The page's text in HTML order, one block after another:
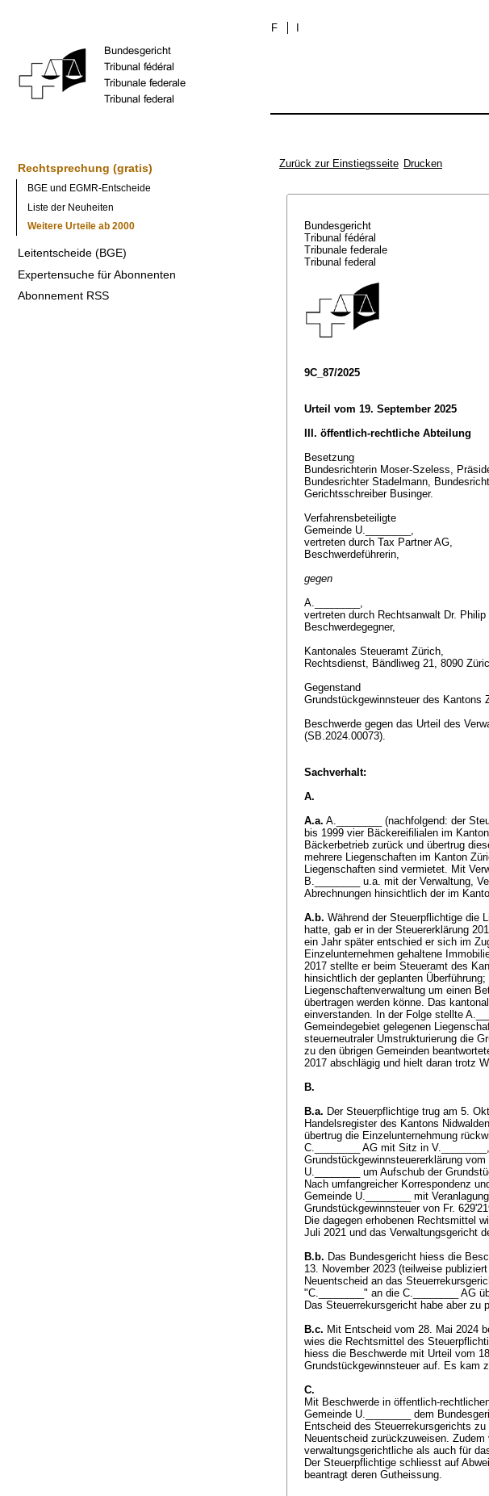
F
Rechtsprechung (gratis)
BGE und EGMR-Entscheide
Liste der Neuheiten
Weitere Urteile ab 2000
Leitentscheide (BGE)
Expertensuche für Abonnenten
Abonnement RSS
Zurück zur Einstiegsseite Drucken
Bundesgericht
Tribunal fédéral
Tribunale federale
Tribunal federal
9C_87/2025
Urteil vom 19. September 2025
III. öffentlich-rechtliche Abteilung
Besetzung
Bundesrichterin Moser-Szeless,
Bundesrichter Stadelmann,
Gerichtsschreiber Businger.
Verfahrensbeteiligte
Gemeinde U.________,
vertreten durch Tax Partner AG,
Beschwerdeführerin,
gegen
A.________,
vertreten durch Rechtsanwalt Dr. Philip
Beschwerdegegner,
Kantonales Steueramt Zürich,
Rechtsdienst, Bändliweg 21, 8090
Gegenstand
Grundstückgewinnsteuer des Kantons
Beschwerde gegen das Urteil des
(SB.2024.00073).
Sachverhalt:
A.
A.a. A.________ (nachfolgend: der
bis 1999 vier Bäckereifilialen im
Bäckerbetrieb zurück und übertrug
mehrere Liegenschaften im Kanton
Liegenschaften sind vermietet. Mit
B.________ u.a. mit der Verwaltung,
Abrechnungen hinsichtlich der im
A.b. Während der Steuerpflichtige die
hatte, gab er in der Steuererklärung
ein Jahr später entschied er sich im
Einzelunternehmen gehaltene
2017 stellte er beim Steueramt des
hinsichtlich der geplanten
Liegenschaftenverwaltung um einen
übertragen werden könne. Das
einverstanden. In der Folge stellte
Gemeindegebiet gelegenen
steuerneutraler Umstrukturierung die
zu den übrigen Gemeinden
2017 abschlägig und hielt daran trotz
B.
B.a. Der Steuerpflichtige trug am 5.
Handelsregister des Kantons
übertrug die Einzelunternehmung
C.________ AG mit Sitz in
Grundstückgewinnsteuererklärung
U.________ um Aufschub der
Nach umfangreicher Korrespondenz
Gemeinde U.________ mit
Grundstückgewinnsteuer von Fr.
Die dagegen erhobenen Rechtsmittel
Juli 2021 und das Verwaltungsgericht
B.b. Das Bundesgericht hiess die
13. November 2023 (teilweise
Neuentscheid an das
"C.________" an die C.________ AG
Das Steuerrekursgericht habe aber zu
B.c. Mit Entscheid vom 28. Mai 2024
wies die Rechtsmittel des
hiess die Beschwerde mit Urteil vom
Grundstückgewinnsteuer auf. Es kam
C.
Mit Beschwerde in öffentlich-
Gemeinde U.________ dem
Entscheid des Steuerrekursgerichts
Neuentscheid zurückzuweisen.
verwaltungsgerichtliche als auch für
Der Steuerpflichtige schliesst auf
beantragt deren Gutheissung.